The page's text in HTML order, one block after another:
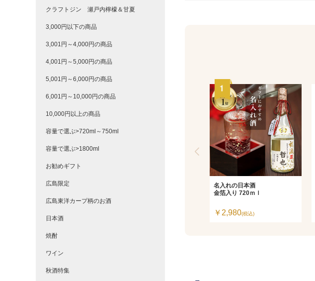
名入れの日本酒
金箔入り 720ｍｌ
￥2,980(税込)
クラフトジン 瀬戸内檸檬＆甘夏
3,000円以下の商品
3,001円～4,000円の商品
4,001円～5,000円の商品
5,001円～6,000円の商品
6,001円～10,000円の商品
10,000円以上の商品
容量で選ぶ>720ml～750ml
容量で選ぶ>1800ml
お勧めギフト
広島限定
広島東洋カープ柄のお酒
日本酒
焼酎
ワイン
秋酒特集